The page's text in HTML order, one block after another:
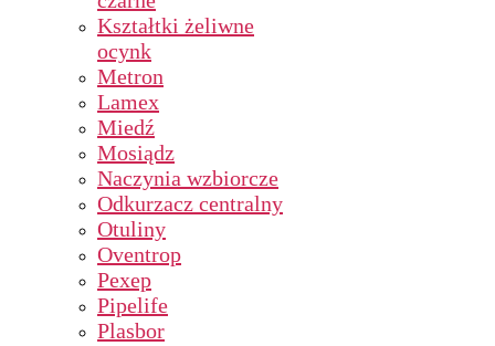
Kształtki żeliwne
ocynk
Metron
Lamex
Miedź
Mosiądz
Naczynia wzbiorcze
Odkurzacz centralny
Otuliny
Oventrop
Pexep
Pipelife
Plasbor